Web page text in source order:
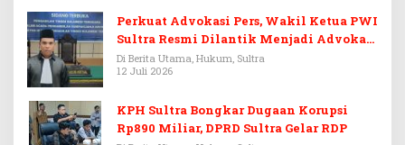
Perkuat Advokasi Pers, Wakil Ketua PWI
Sultra Resmi Dilantik Menjadi Advokat
PERADI
Di Berita Utama, Hukum, Sultra
12 Juli 2026
KPH Sultra Bongkar Dugaan Korupsi
Rp890 Miliar, DPRD Sultra Gelar RDP